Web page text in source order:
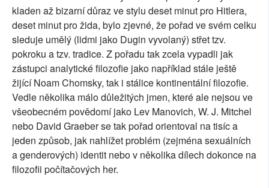
kladen až bizarní důraz ve stylu deset minut pro Hitlera,
deset minut pro žida, bylo zjevné, že pořad ve svém celku
sleduje umělý (lidmi jako Dugin vyvolaný) střet tzv.
pokroku a tzv. tradice. Z pořadu tak zcela vypadli jak
zástupci analytické filozofie jako například stále ještě
žijící Noam Chomsky, tak i stálice kontinentální filozofie.
Vedle několika málo důležitých jmen, které ale nejsou ve
všeobecném povědomí jako Lev Manovich, W. J. Mitchel
nebo David Graeber se tak pořad orientoval na tisíc a
jeden způsob, jak nahlížet problém (zejména sexuálních
a genderových) identit nebo v několika dílech dokonce na
filozofii počítačových her.